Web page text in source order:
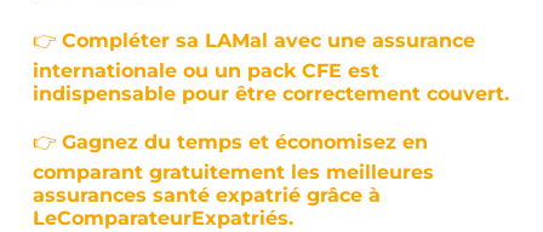
👉 Compléter sa LAMal avec une assurance
internationale ou un pack CFE est
indispensable pour être correctement couvert.
👉 Gagnez du temps et économisez en
comparant gratuitement les meilleures
assurances santé expatrié grâce à
LeComparateurExpatriés.